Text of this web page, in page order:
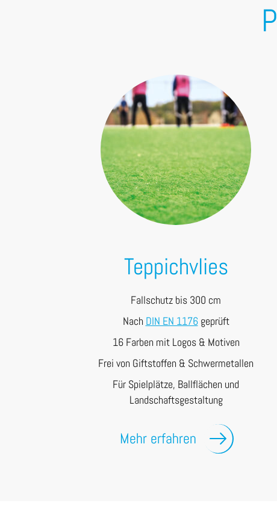
Teppichvlies
Fallschutz bis 300 cm
Nach DIN EN 1176geprüft
16 Farben mit Logos & Motiven
Frei von Giftstoffen & Schwermetallen
Für Spielplätze, Ballflächen und
Landschaftsgestaltung
Mehr erfahren